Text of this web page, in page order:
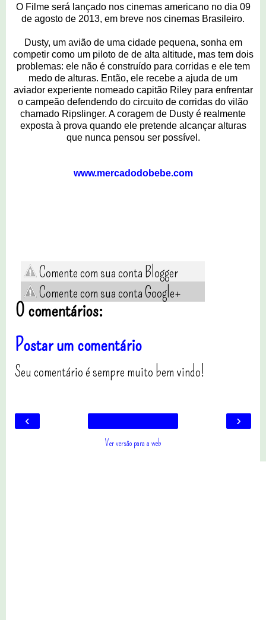
O Filme será lançado nos cinemas americano no dia 09
de agosto de 2013, em breve nos cinemas Brasileiro.
Dusty, um avião de uma cidade pequena, sonha em
competir como um piloto de de alta altitude, mas tem dois
problemas: ele não é construído para corridas e ele tem
medo de alturas. Então, ele recebe a ajuda de um
aviador experiente nomeado capitão Riley para enfrentar
o campeão defendendo do circuito de corridas do vilão
chamado Ripslinger. A coragem de Dusty é realmente
exposta à prova quando ele pretende alcançar alturas
que nunca pensou ser possível.
www.mercadodobebe.com
Comente com sua conta Blogger
Comente com sua conta Google+
0 comentários:
Postar um comentário
Seu comentário é sempre muito bem vindo!
‹ ›
Ver versão para a web